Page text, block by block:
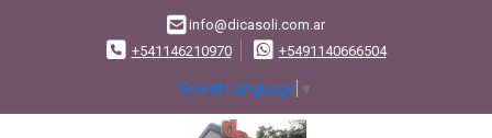
info@dicasoli.com.ar
+541146210970
+5491140666504
Select Language ▼